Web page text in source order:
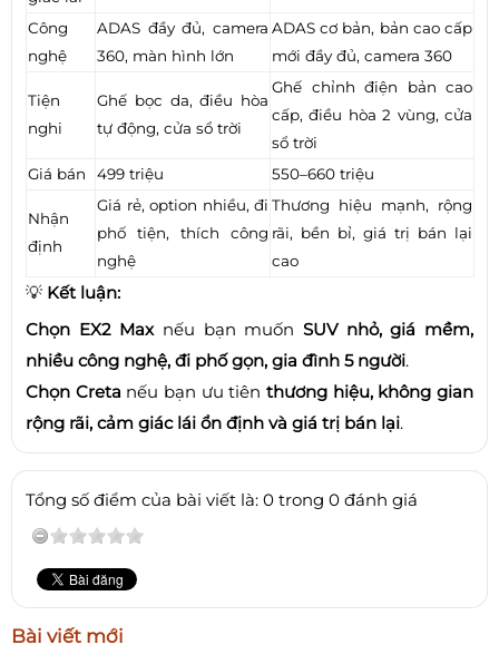
Công
nghệ
ADAS đầy đủ, camera
360, màn hình lớn
ADAS cơ bản, bản cao cấp
mới đầy đủ, camera 360
Tiện
nghi
Ghế bọc da, điều hòa
tự động, cửa sổ trời
Ghế chỉnh điện bản cao
cấp, điều hòa 2 vùng, cửa
sổ trời
Giá bán
499 triệu 550–660 triệu
Nhận
định
Giá rẻ, option nhiều, đi
phố tiện, thích công
nghệ
Thương hiệu mạnh, rộng
rãi, bền bỉ, giá trị bán lại
cao
💡 Kết luận:
Chọn EX2 Maxnếu bạn muốnSUV nhỏ, giá mềm,
nhiều công nghệ, đi phố gọn, gia đình 5 người.
Chọn Creta nếu bạn ưu tiênthương hiệu, không gian
rộng rãi, cảm giác lái ổn định và giá trị bán lại.
Tổng số điểm của bài viết là: 0 trong 0 đánh giá
Bài viết mới